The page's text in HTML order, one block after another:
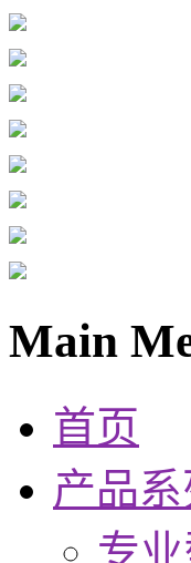
Main
首页
产品系
专业